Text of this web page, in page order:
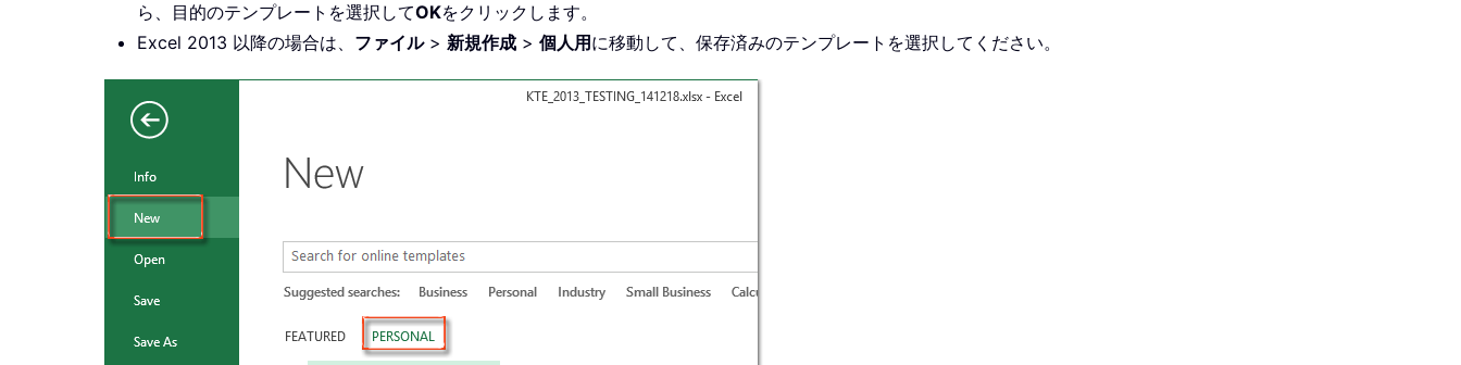
ら、目的のテンプレートを選択してOKをクリックします。
Excel 2013 以降の場合は、 ファイル> 新規作成 > 個人用 に移動して、保存済みのテンプレートを選択してください。